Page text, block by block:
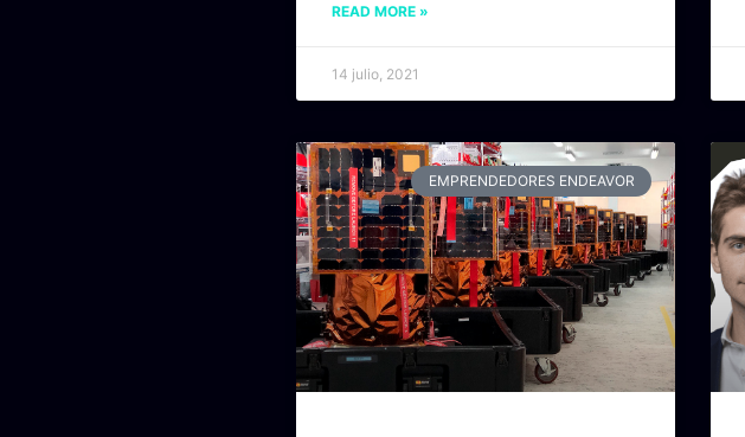
READ MORE »
14 julio, 2021
EMPRENDEDORES ENDEAVOR